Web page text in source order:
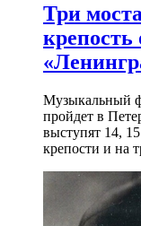
Три
крепость
Музыкальный
пройдет в
выступят 14,
крепости и на